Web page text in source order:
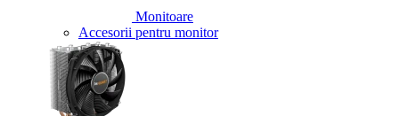
Monitoare
Accesorii pentru monitor